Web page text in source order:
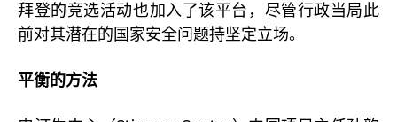
拜登的竞选活动也加入了该平台，尽管行政当局此
前对其潜在的国家安全问题持坚定立场。
平衡的方法